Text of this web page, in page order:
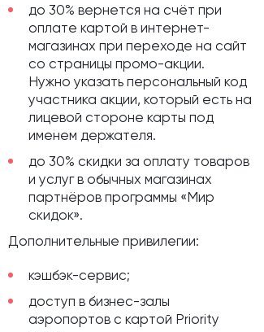
до 30% вернется на счёт при
оплате картой в интернет-
магазинах при переходе на сайт
со страницы промо-акции.
Нужно указать персональный код
участника акции, который есть на
лицевой стороне карты под
именем держателя.
до 30% скидки за оплату товаров
и услуг в обычных магазинах
партнёров программы «Мир
скидок».
Дополнительные привилегии:
кэшбэк-сервис;
доступ в бизнес-залы
аэропортов с картой Priority